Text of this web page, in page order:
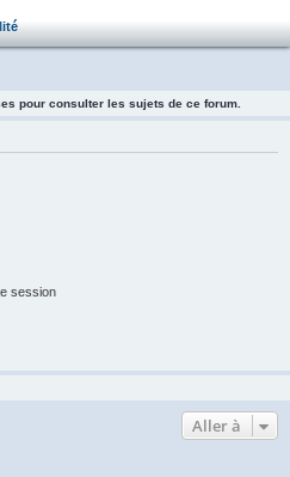
pour consulter les sujets de ce forum.
session
Aller à